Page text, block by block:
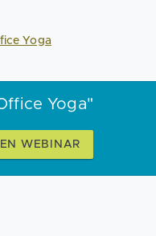
Yoga
Yoga"
WEBINAR